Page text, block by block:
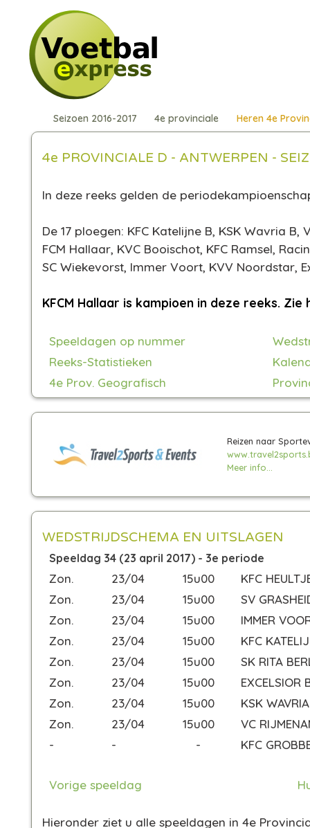
Seizoen 2016-2017 4e provinciale Heren 4e
4e PROVINCIALE D - ANTWERPEN -
In deze reeks gelden de
De 17 ploegen: KFC Katelijne B, KSK Wavria B,
FCM Hallaar, KVC Booischot, KFC Ramsel,
SC Wiekevorst, Immer Voort, KVV Noordstar,
KFCM Hallaar is kampioen in deze reeks. Zie
Speeldagen op nummer
Reeks-Statistieken
4e Prov. Geografisch
Reizen naar
Meer info...
WEDSTRIJDSCHEMA EN UITSLAGEN
Speeldag 34 (23 april 2017) - 3e periode
Zon. 23/04 15u00
KFC
Zon.
23/04 15u00
SV
Zon.
23/04 15u00
IMMER
Zon.
23/04 15u00
KFC
Zon.
23/04 15u00
SK RITA
Zon.
23/04 15u00
EXCELSIOR
Zon.
23/04 15u00
KSK
Zon.
23/04 15u00
VC
-
- - KFC
Vorige speeldag
Hieronder ziet u alle speeldagen in 4e